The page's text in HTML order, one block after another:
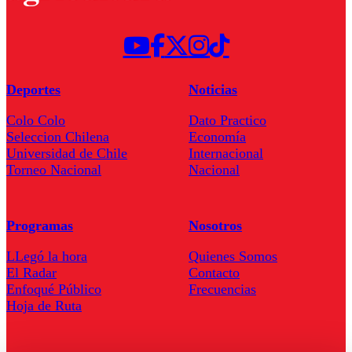
Deportes
Colo Colo
Seleccion Chilena
Universidad de Chile
Torneo Nacional
Noticias
Dato Practico
Economía
Internacional
Nacional
Programas
LLegó la hora
El Radar
Enfoqué Público
Hoja de Ruta
Nosotros
Quienes Somos
Contacto
Frecuencias